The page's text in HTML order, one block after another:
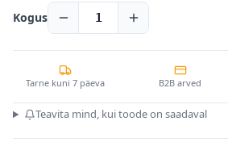
Kogus 1
Tarne kuni 7 päeva B2B arved
Teavita mind, kui toode on saadaval